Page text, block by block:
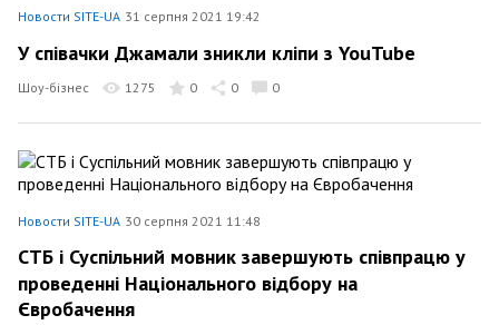
Новости SITE-UA 31 серпня 2021 19:42
У співачки Джамали зникли кліпи з YouTube
Шоу-бізнес 1275 0 0 0
Новости SITE-UA 30 серпня 2021 11:48
СТБ і Суспільний мовник завершують співпрацю у
проведенні Національного відбору на
Євробачення